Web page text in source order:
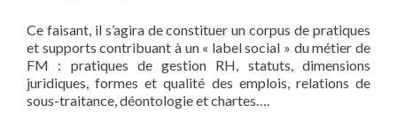
Ce faisant, il s’agira de constituer un corpus de pratiques
et supports contribuant à un « label social » du métier de
FM : pratiques de gestion RH, statuts, dimensions
juridiques, formes et qualité des emplois, relations de
sous-traitance, déontologie et chartes….